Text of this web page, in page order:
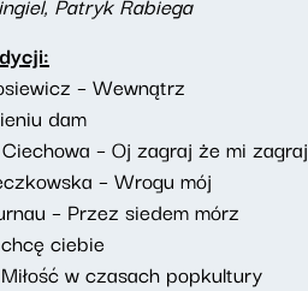
– Wewnątrz
dam
– Oj zagraj że mi zagraj
– Wrogu mój
– Przez siedem mórz
ciebie
w czasach popkultury